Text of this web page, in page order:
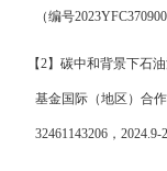
（编号
【2】 碳中和背景下石
基金国际（地区）合
32461143206， 2024.9-